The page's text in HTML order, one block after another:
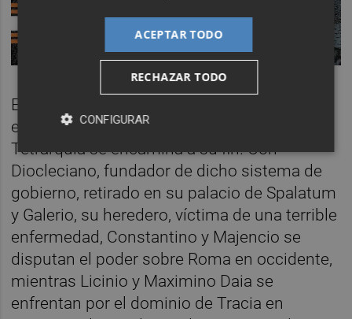
En el 310 d. C. el Imperio Romano se
encuentra más dividido que nunca. La
Tetrarquía se encamina a su fin. Con
Diocleciano, fundador de dicho sistema de
gobierno, retirado en su palacio de Spalatum
y Galerio, su heredero, víctima de una terrible
enfermedad, Constantino y Majencio se
disputan el poder sobre Roma en occidente,
mientras Licinio y Maximino Daia se
enfrentan por el dominio de Tracia en
ACEPTAR TODO
RECHAZAR TODO
CONFIGURAR